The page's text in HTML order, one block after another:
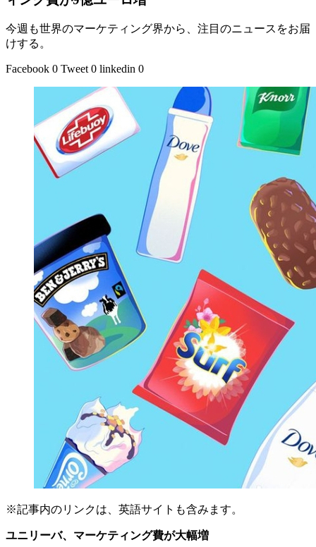
今週も世界のマーケティング界から、注目のニュースをお届
けする。
Facebook 0 Tweet 0 linkedin 0
※記事内のリンクは、英語サイトも含みます。
ユニリーバ、マーケティング費が大幅増